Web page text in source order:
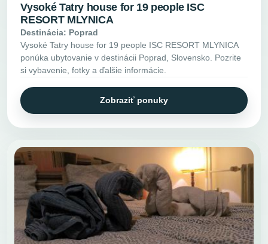
Vysoké Tatry house for 19 people ISC
RESORT MLYNICA
Destinácia: Poprad
Vysoké Tatry house for 19 people ISC RESORT MLYNICA
ponúka ubytovanie v destinácii Poprad, Slovensko. Pozrite
si vybavenie, fotky a ďalšie informácie.
Zobraziť ponuky